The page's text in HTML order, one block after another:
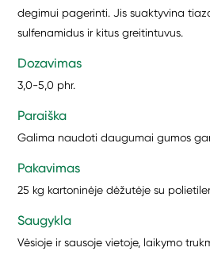
degimui pagerinti. Jis suaktyvina
sulfenamidus ir kitus greitintuvus.
Dozavimas
3,0-5,0 phr.
Paraiška
Galima naudoti daugumai gumos
Pakavimas
25 kg kartoninėje dėžutėje su
Saugykla
Vėsioje ir sausoje vietoje, laikymo